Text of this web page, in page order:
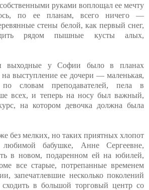
руками воплощал ее мечту
по ее планам, всего ничего —
стены белой, как первый снег,
рядом пышные кусты алых,
выходные у Софии было в планах
на выступление ее дочери — маленькая,
по словам преподавателей, пела в
всех, и теперь на носу был важный,
на котором девочка должна была
без мелких, но таких приятных хлопот
бабушке, Анне Сергеевне,
в новом, подаренном ей на юбилей,
все старые, потрепанные временем
запечатлевшие несколько поколений
в большой торговый центр со